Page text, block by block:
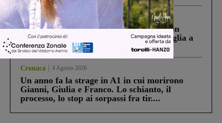
Cronaca 3 Agosto 2026
Scomparso da una struttura di Castiglion
Fiorentino l’uomo che aveva ucciso la figlia a
Levane nel 2020
Cronaca 4 Agosto 2026
Un anno fa la strage in A1 in cui morirono
Gianni, Giulia e Franco. Lo schianto, il
processo, lo stop ai sorpassi fra tir....